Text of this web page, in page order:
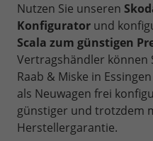
Nutzen Sie unseren
Konfigurator und
Scala zum günstigen
Vertragshändler können
Raab & Miske in
als Neuwagen frei
günstiger und trotzdem
Herstellergarantie.